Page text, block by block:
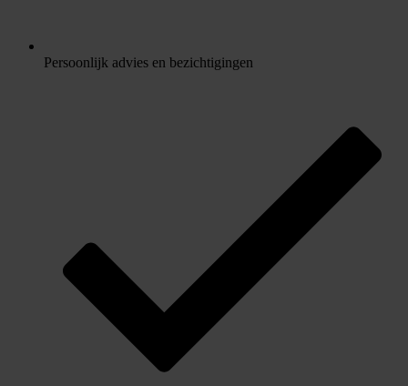
Persoonlijk advies en bezichtigingen